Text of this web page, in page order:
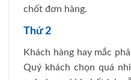
chốt đơn hàng.
Thứ 2
Khách hàng hay mắc
Quý khách chọn quá